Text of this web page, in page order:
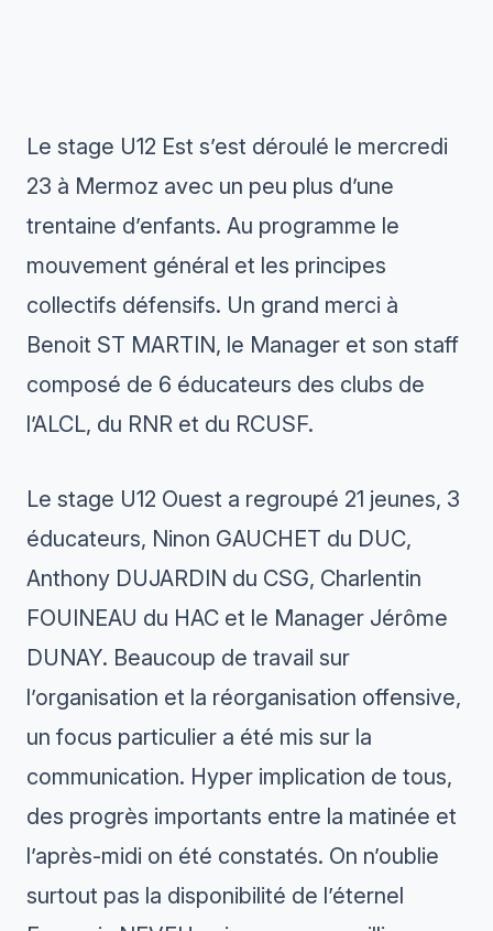
Le stage U12 Est s’est déroulé le mercredi
23 à Mermoz avec un peu plus d’une
trentaine d’enfants. Au programme le
mouvement général et les principes
collectifs défensifs. Un grand merci à
Benoit ST MARTIN, le Manager et son staff
composé de 6 éducateurs des clubs de
l’ALCL, du RNR et du RCUSF.
Le stage U12 Ouest a regroupé 21 jeunes, 3
éducateurs, Ninon GAUCHET du DUC,
Anthony DUJARDIN du CSG, Charlentin
FOUINEAU du HAC et le Manager Jérôme
DUNAY. Beaucoup de travail sur
l’organisation et la réorganisation offensive,
un focus particulier a été mis sur la
communication. Hyper implication de tous,
des progrès importants entre la matinée et
l’après-midi on été constatés. On n’oublie
surtout pas la disponibilité de l’éternel